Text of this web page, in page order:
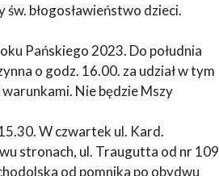
błogosławieństwo dzieci.
Pańskiego 2023. Do południa
o godz. 16.00. za udział w tym
Nie będzie Mszy
W czwartek ul. Kard.
stronach, ul. Traugutta od nr 109
od pomnika po obydwu